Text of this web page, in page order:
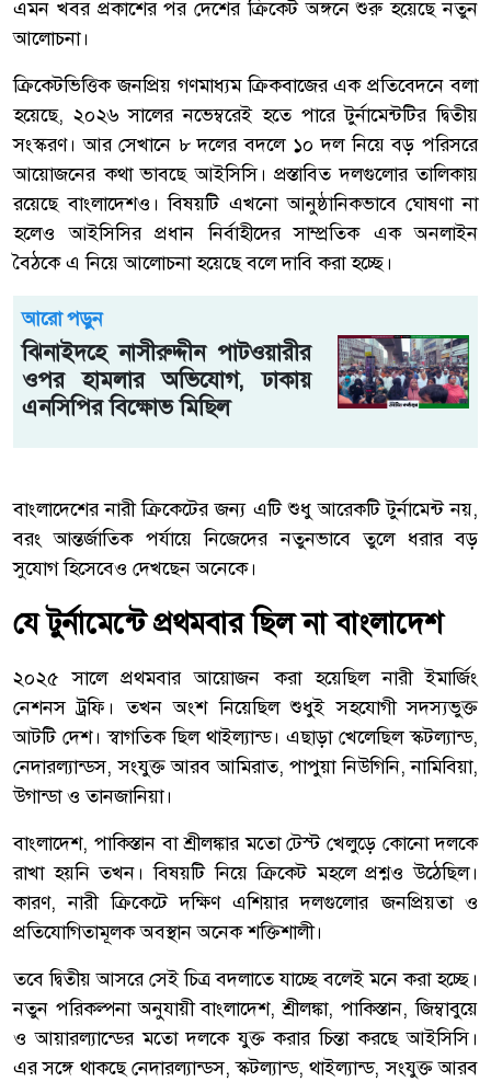
এমন খবর প্রকাশের পর দেশের ক্রিকেট অঙ্গনে শুরু হয়েছে নতুন
আলোচনা।
ক্রিকেটভিত্তিক জনপ্রিয় গণমাধ্যম ক্রিকবাজের এক প্রতিবেদনে বলা
হয়েছে, ২০২৬ সালের নভেম্বরেই হতে পারে টুর্নামেন্টটির দ্বিতীয়
সংস্করণ। আর সেখানে ৮ দলের বদলে ১০ দল নিয়ে বড় পরিসরে
আয়োজনের কথা ভাবছে আইসিসি। প্রস্তাবিত দলগুলোর তালিকায়
রয়েছে বাংলাদেশও। বিষয়টি এখনো আনুষ্ঠানিকভাবে ঘোষণা না
হলেও আইসিসির প্রধান নির্বাহীদের সাম্প্রতিক এক অনলাইন
বৈঠকে এ নিয়ে আলোচনা হয়েছে বলে দাবি করা হচ্ছে।
আরো পড়ুন
ঝিনাইদহে নাসীরুদ্দীন পাটওয়ারীর
ওপর হামলার অভিযোগ, ঢাকায়
এনসিপির বিক্ষোভ মিছিল
বাংলাদেশের নারী ক্রিকেটের জন্য এটি শুধু আরেকটি টুর্নামেন্ট নয়,
বরং আন্তর্জাতিক পর্যায়ে নিজেদের নতুনভাবে তুলে ধরার বড়
সুযোগ হিসেবেও দেখছেন অনেকে।
যে টুর্নামেন্টে প্রথমবার ছিল না বাংলাদেশ
২০২৫ সালে প্রথমবার আয়োজন করা হয়েছিল নারী ইমার্জিং
নেশনস ট্রফি। তখন অংশ নিয়েছিল শুধুই সহযোগী সদস্যভুক্ত
আটটি দেশ। স্বাগতিক ছিল থাইল্যান্ড। এছাড়া খেলেছিল স্কটল্যান্ড,
নেদারল্যান্ডস, সংযুক্ত আরব আমিরাত, পাপুয়া নিউগিনি, নামিবিয়া,
উগান্ডা ও তানজানিয়া।
বাংলাদেশ, পাকিস্তান বা শ্রীলঙ্কার মতো টেস্ট খেলুড়ে কোনো দলকে
রাখা হয়নি তখন। বিষয়টি নিয়ে ক্রিকেট মহলে প্রশ্নও উঠেছিল।
কারণ, নারী ক্রিকেটে দক্ষিণ এশিয়ার দলগুলোর জনপ্রিয়তা ও
প্রতিযোগিতামূলক অবস্থান অনেক শক্তিশালী।
তবে দ্বিতীয় আসরে সেই চিত্র বদলাতে যাচ্ছে বলেই মনে করা হচ্ছে।
নতুন পরিকল্পনা অনুযায়ী বাংলাদেশ, শ্রীলঙ্কা, পাকিস্তান, জিম্বাবুয়ে
ও আয়ারল্যান্ডের মতো দলকে যুক্ত করার চিন্তা করছে আইসিসি।
এর সঙ্গে থাকছে নেদারল্যান্ডস, স্কটল্যান্ড, থাইল্যান্ড, সংযুক্ত আরব